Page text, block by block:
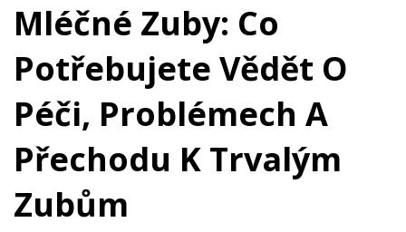
Mléčné Zuby: Co
Potřebujete Vědět O
Péči, Problémech A
Přechodu K Trvalým
Zubům